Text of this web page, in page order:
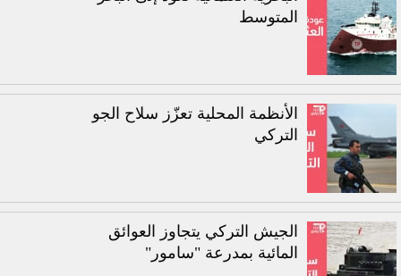
المتوسط
الأنظمة المحلية تعزّز سلاح الجو
التركي
الجيش التركي يتجاوز العوائق
المائية بمدرعة "سامور"